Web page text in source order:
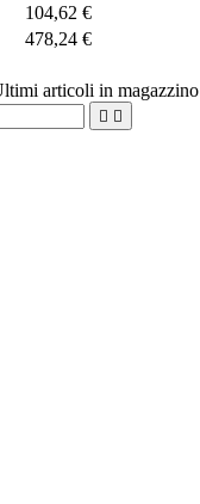
104,62 €
478,24 €
articoli in magazzino
 